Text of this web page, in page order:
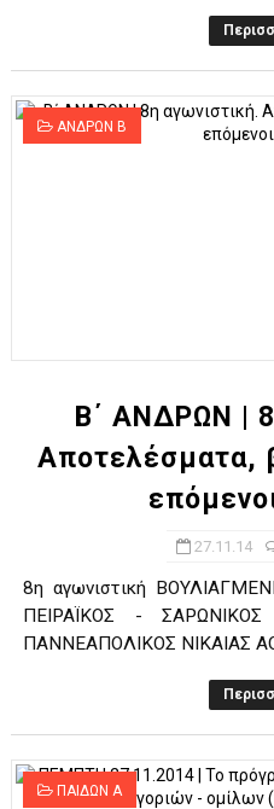
ΑΝΔΡΩΝ Β
Β΄ ΑΝΔΡΩΝ |
Αποτελέσματα,
27.11.14
8η αγωνιστική
ΠΕΙΡΑΪΚΟΣ - ΣΑΡΩΝΙΚΟΣ
ΠΑΝΝΕΑΠΟΛΙΚΟΣ ΝΙΚΑΙΑΣ
ΠΑΙΔΩΝ Α